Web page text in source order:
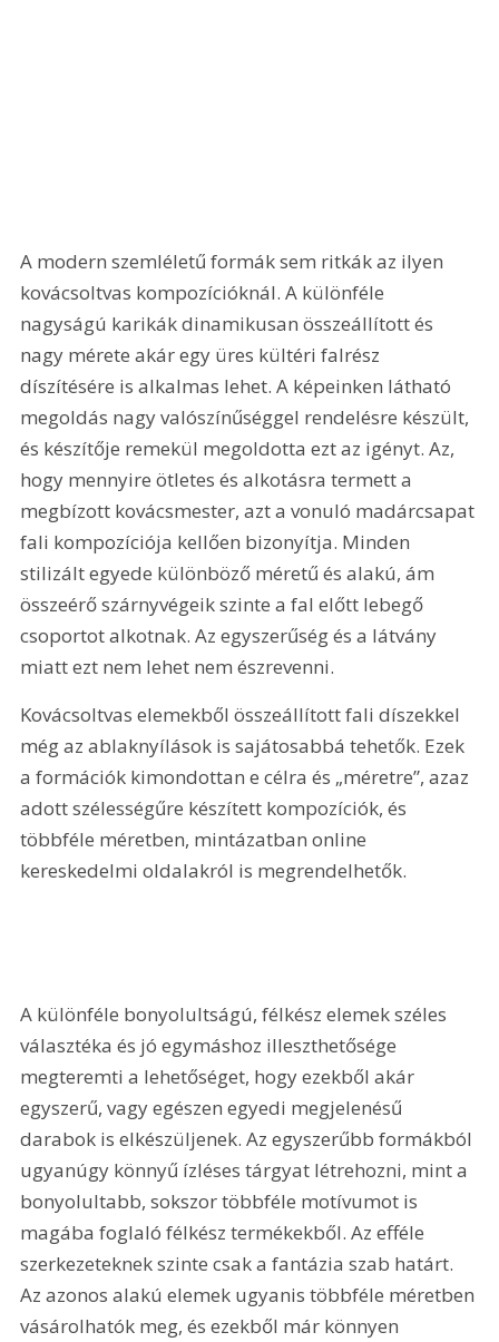
A modern szemléletű formák sem ritkák az ilyen
kovácsoltvas kompozícióknál. A különféle
nagyságú karikák dinamikusan összeállított és
nagy mérete akár egy üres kültéri falrész
díszítésére is alkalmas lehet. A képeinken látható
megoldás nagy valószínűséggel rendelésre készült,
és készítője remekül megoldotta ezt az igényt. Az,
hogy mennyire ötletes és alkotásra termett a
megbízott kovácsmester, azt a vonuló madárcsapat
fali kompozíciója kellően bizonyítja. Minden
stilizált egyede különböző méretű és alakú, ám
összeérő szárnyvégeik szinte a fal előtt lebegő
csoportot alkotnak. Az egyszerűség és a látvány
miatt ezt nem lehet nem észrevenni.
Kovácsoltvas elemekből összeállított fali díszekkel
még az ablaknyílások is sajátosabbá tehetők. Ezek
a formációk kimondottan e célra és „méretre”, azaz
adott szélességűre készített kompozíciók, és
többféle méretben, mintázatban online
kereskedelmi oldalakról is megrendelhetők.
A különféle bonyolultságú, félkész elemek széles
választéka és jó egymáshoz illeszthetősége
megteremti a lehetőséget, hogy ezekből akár
egyszerű, vagy egészen egyedi megjelenésű
darabok is elkészüljenek. Az egyszerűbb formákból
ugyanúgy könnyű ízléses tárgyat létrehozni, mint a
bonyolultabb, sokszor többféle motívumot is
magába foglaló félkész termékekből. Az efféle
szerkezeteknek szinte csak a fantázia szab határt.
Az azonos alakú elemek ugyanis többféle méretben
vásárolhatók meg, és ezekből már könnyen